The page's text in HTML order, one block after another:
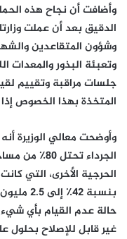
وأضافت أن نجاح هذه
الدقيق بعد أن عملت
وشؤون المتقاعدين
وتعبئة البذور والمعدات
جلسات مراقبة وتقييم
المتخذة بهذا الخصوص إذا
الجرداء
حالة عدم القيام بأي
غير قابل للإصلاح بحلول عام